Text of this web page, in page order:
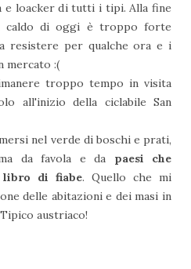
e loacker di tutti i tipi. Alla fine
caldo di oggi è troppo forte
resistere per qualche ora e i
mercato :(
troppo tempo in visita
all'inizio della ciclabile San
nel verde di boschi e prati,
da favola e da paesi che
libro di fiabe. Quello che mi
delle abitazioni e dei masi in
austriaco!